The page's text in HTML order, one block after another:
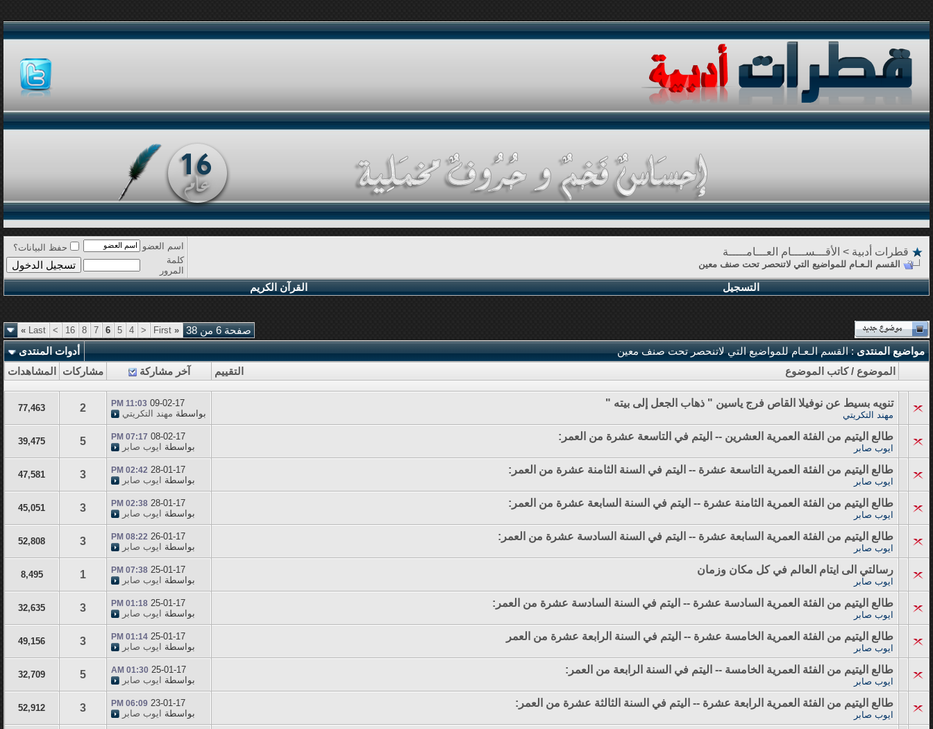
قطرات أدبية > الأقـــســــام العـــامـــــة
القسم الـعـام للمواضيع التي لاتنحصر تحت صنف معين
اسم العضو
حفظ البيانات؟
كلمة
المرور
التسجيل القرآن الكريم
صفحة 6 من 38 «
<
4
5
6
7
8
16
>
Last
»
مواضيع المنتدى: القسم الـعـام للمواضيع التي لاتنحصر تحت صنف معين
أدوات المنتدى
التقييم
الموضوع /كاتب الموضوع آخر مشاركة مشاركات المشاهدات
تنويه بسيط عن نوفيلا القاص فرج ياسين " ذهاب الجعل إلى بيته "
مهند التكريتي
09-02-17
11:03 PM
بواسطة مهند التكريتي 2
77,463
طالع اليتيم من الفئة العمرية العشرين -- اليتم في التاسعة عشرة من العمر:
ايوب صابر
08-02-17
07:17 PM
بواسطة ايوب صابر 5
39,475
طالع اليتيم من الفئة العمرية التاسعة عشرة -- اليتم في السنة الثامنة عشرة من العمر:
ايوب صابر
28-01-17
02:42 PM
بواسطة ايوب صابر 3
47,581
طالع اليتيم من الفئة العمرية الثامنة عشرة -- اليتم في السنة السابعة عشرة من العمر:
ايوب صابر
28-01-17
02:38 PM
بواسطة ايوب صابر 3
45,051
طالع اليتيم من الفئة العمرية السابعة عشرة -- اليتم في السنة السادسة عشرة من العمر:
ايوب صابر
26-01-17
08:22 PM
بواسطة ايوب صابر 3
52,808
رسالتي الى ايتام العالم في كل مكان وزمان
ايوب صابر
25-01-17
07:38 PM
بواسطة ايوب صابر 1
8,495
طالع اليتيم من الفئة العمرية السادسة عشرة -- اليتم في السنة السادسة عشرة من العمر:
ايوب صابر
25-01-17
01:18 PM
بواسطة ايوب صابر 3
32,635
طالع اليتيم من الفئة العمرية الخامسة عشرة -- اليتم في السنة الرابعة عشرة من العمر
ايوب صابر
25-01-17
01:14 PM
بواسطة ايوب صابر 3
49,156
طالع اليتيم من الفئة العمرية الخامسة -- اليتم في السنة الرابعة من العمر:
ايوب صابر
25-01-17
01:30 AM
بواسطة ايوب صابر 5
32,709
طالع اليتيم من الفئة العمرية الرابعة عشرة -- اليتم في السنة الثالثة عشرة من العمر:
ايوب صابر
23-01-17
06:09 PM
بواسطة ايوب صابر 3
52,912